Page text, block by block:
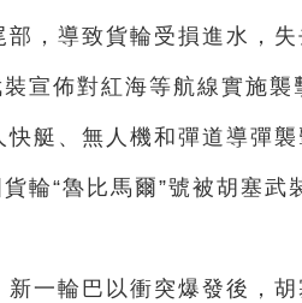
，導致貨輪受損進水，失
宣佈對紅海等航線實施
艇、無人機和彈道導彈襲
輪“魯比馬爾”號被胡塞
新一輪巴以衝突爆發後，